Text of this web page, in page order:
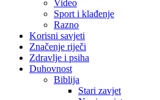
Video
Sport i klađenje
Razno
Korisni savjeti
Značenje riječi
Zdravlje i psiha
Duhovnost
Biblija
Stari zavjet